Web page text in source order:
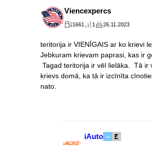
Viencexpercs
1661 1 26.11.2023
teritorija ir VIENĪGAIS ar ko krievi
Jebkuram krievam paprasi, kas ir
Tagad teritorija ir vēl lielāka. Tā ir
krievs domā, ka tā ir izcīnīta
nato.
iAuto